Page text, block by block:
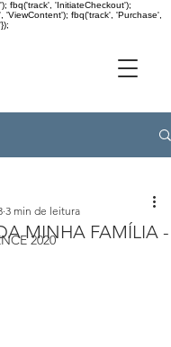
fbq('track', 'InitiateCheckout');
'ViewContent'); fbq('track', 'Purchase',
2020
MINHA FAMÍLIA -
3 min de leitura